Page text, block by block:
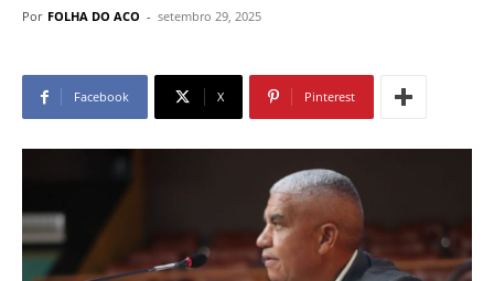
Por FOLHA DO ACO - setembro 29, 2025
Facebook X Pinterest